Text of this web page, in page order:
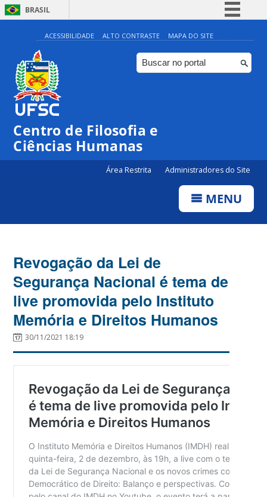
BRASIL
Simplifique!
Comunica BR
Participe
ACESSIBILIDADE ALTO CONTRASTE MAPA DO SITE
Centro de Filosofia e
Ciências Humanas
Área Restrita Administradores do Site
MENU
Revogação da Lei de
Segurança Nacional é tema de
live promovida pelo Instituto
Memória e Direitos Humanos
30/11/2021 18:19